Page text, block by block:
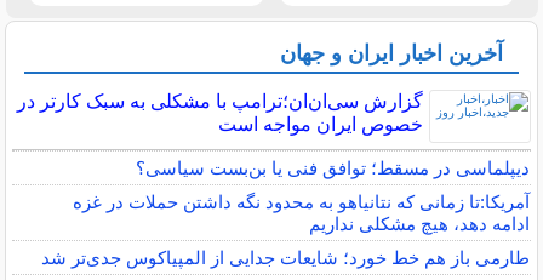
آخرین اخبار ایران و جهان
گزارش سی‌ان‌ان؛ترامپ با مشکلی به سبک کارتر در
خصوص ایران مواجه است
دیپلماسی در مسقط؛ توافق فنی یا بن‌بست سیاسی؟
آمریکا:تا زمانی که نتانیاهو به محدود نگه داشتن حملات در غزه
ادامه دهد، هیچ مشکلی نداریم
طارمی باز هم خط خورد؛ شایعات جدایی از المپیاکوس جدی‌تر شد